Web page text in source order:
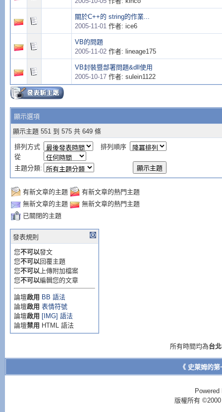
關於C++的 string的作業...
2005-11-01作者: ice6
VB的問題
2005-11-02作者: lineage175
VB封裝暨部署問題&dll使用
2005-10-17作者: sulein1122
顯示選項
顯示主題 551 到 575 共 649 條
排列方式
排列順序
從
主題分類:
有新文章的主題
有新文章的熱門主題
無新文章的主題
無新文章的熱門主題
已關閉的主題
發表規則
您不可以發文
您不可以回覆主題
您不可以上傳附加檔案
您不可以編輯您的文章
論壇啟用 BB 語法
論壇啟用 表情符號
論壇啟用 [IMG] 語法
論壇禁用 HTML 語法
所有時間均為台
《 史萊姆的
版權所有